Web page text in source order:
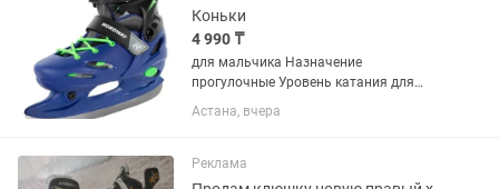
Коньки
4 990 ₸
для мальчика Назначение
прогулочные Уровень катания для
начинающих Размер 30, 31, 32, 33
Полнота стопы Regular Раздвижной
клипсы Цвет черный, синий
Астана, вчера
Реклама